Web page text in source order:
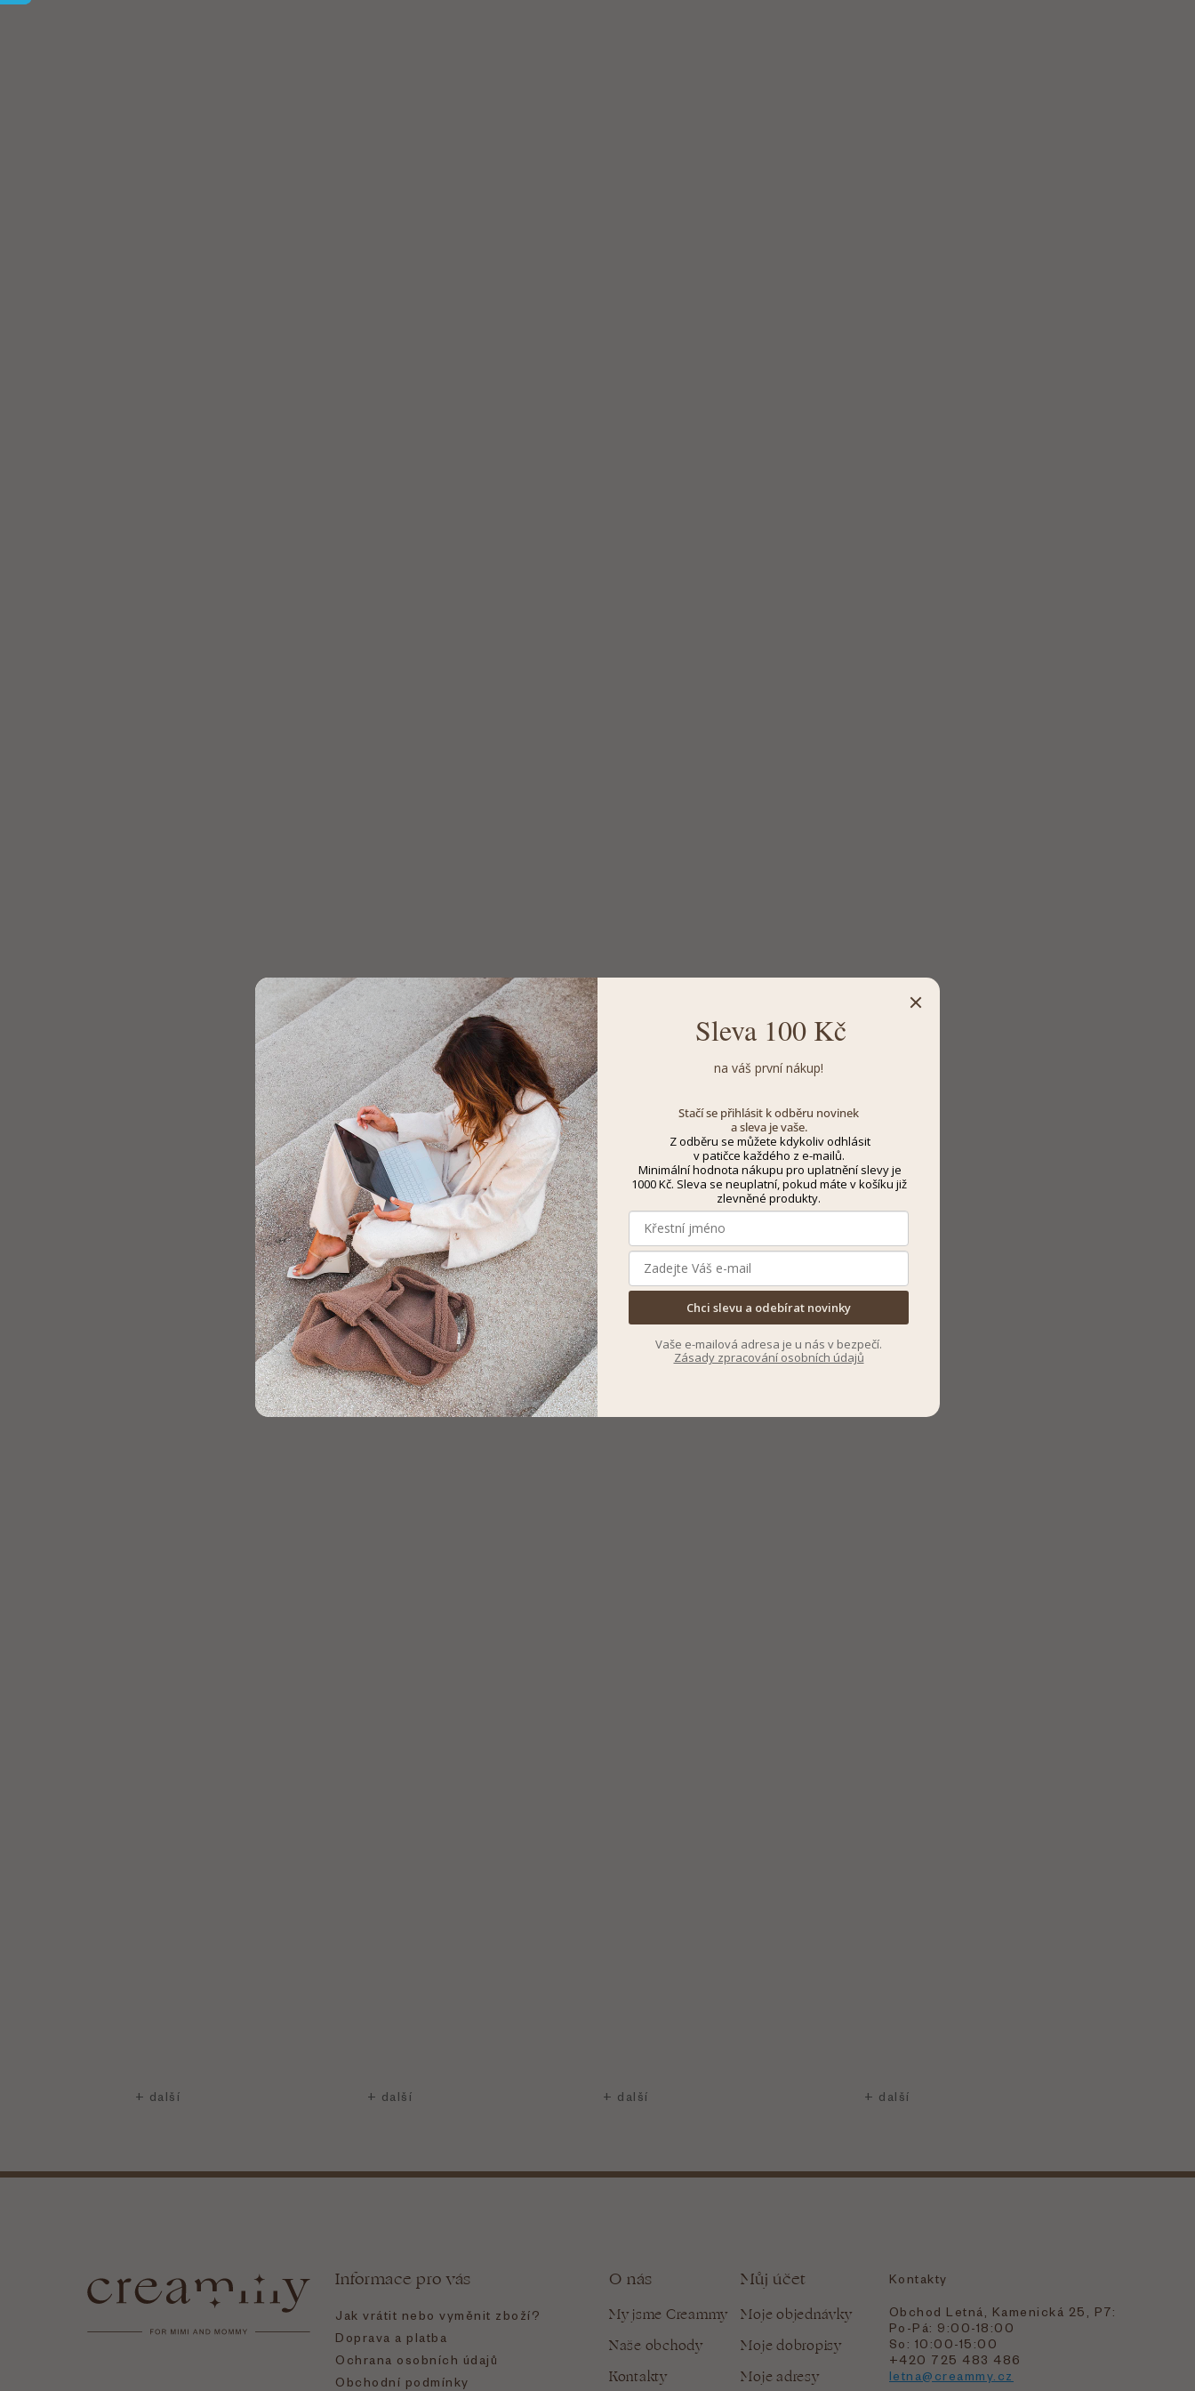
Informace pro vás
Jak vrátit nebo vyměnit zboží?
Doprava a platba
Ochrana osobních údajů
Obchodní podmínky
O nás
My jsme Creammy
Naše obchody
Kontakty
Můj účet
Moje objednávky
Moje dobropisy
Moje adresy
Kontakty
Obchod Letná, Kamenická 25, P7:
Po-Pá: 9:00-18:00
So: 10:00-15:00
+420 725 483 486
letna@creammy.cz
Sleva 100 Kč
na váš první nákup!
Stačí se přihlásit k odběru novinek
a sleva je vaše.
Z odběru se můžete kdykoliv odhlásit
v patičce každého z e-mailů.
Minimální hodnota nákupu pro uplatnění slevy je
1000 Kč. Sleva se neuplatní, pokud máte v košíku již
zlevněné produkty.
Chci slevu a odebírat novinky
Vaše e-mailová adresa je u nás v bezpečí.
Zásady zpracování osobních údajů